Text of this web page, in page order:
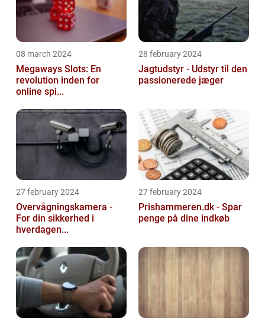
08 march 2024
Megaways Slots: En
revolution inden for
online spi...
28 february 2024
Jagtudstyr - Udstyr til den
passionerede jæger
27 february 2024
Overvågningskamera -
For din sikkerhed i
hverdagen...
27 february 2024
Prishammeren.dk - Spar
penge på dine indkøb